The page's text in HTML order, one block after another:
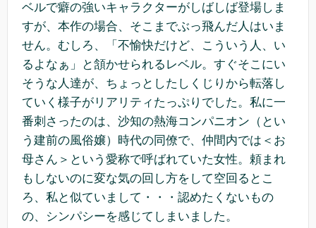
ベルで癖の強いキャラクターがしばしば登場しま
すが、本作の場合、そこまでぶっ飛んだ人はいま
せん。むしろ、「不愉快だけど、こういう人、い
るよなぁ」と頷かせられるレベル。すぐそこにい
そうな人達が、ちょっとしたしくじりから転落し
ていく様子がリアリティたっぷりでした。私に一
番刺さったのは、沙知の熱海コンパニオン（とい
う建前の風俗嬢）時代の同僚で、仲間内では＜お
母さん＞という愛称で呼ばれていた女性。頼まれ
もしないのに変な気の回し方をして空回るとこ
ろ、私と似ていまして・・・認めたくないもの
の、シンパシーを感じてしまいました。